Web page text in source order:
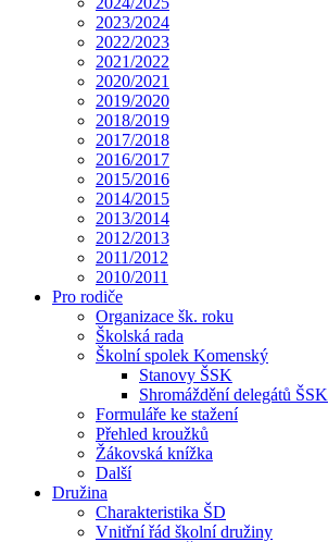
2023/2024
2022/2023
2021/2022
2020/2021
2019/2020
2018/2019
2017/2018
2016/2017
2015/2016
2014/2015
2013/2014
2012/2013
2011/2012
2010/2011
Pro rodiče
Organizace šk. roku
Školská rada
Školní spolek Komenský
Stanovy ŠSK
Shromáždění delegátů ŠSK
Formuláře ke stažení
Přehled kroužků
Žákovská knížka
Další
Družina
Charakteristika ŠD
Vnitřní řád školní družiny